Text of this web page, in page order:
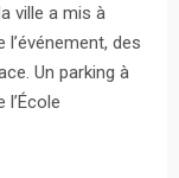
ville a mis à
des
Un parking à